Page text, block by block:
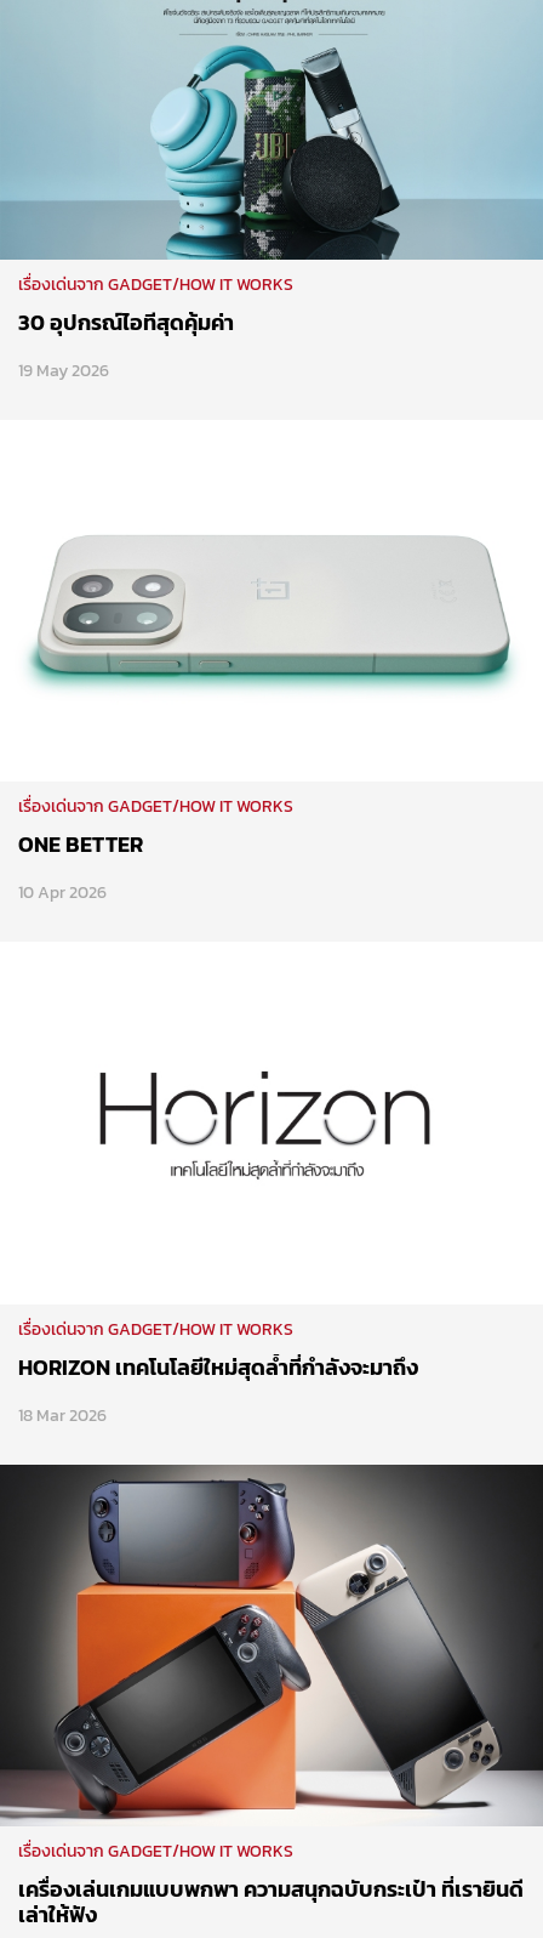
เรื่องเด่นจาก GADGET/HOW IT WORKS
30 อุปกรณ์ไอทีสุดคุ้มค่า
19 May 2026
เรื่องเด่นจาก GADGET/HOW IT WORKS
ONE BETTER
10 Apr 2026
เรื่องเด่นจาก GADGET/HOW IT WORKS
HORIZON เทคโนโลยีใหม่สุดล้ำที่กำลังจะมาถึง
18 Mar 2026
เรื่องเด่นจาก GADGET/HOW IT WORKS
เครื่องเล่นเกมแบบพกพา ความสนุกฉบับกระเป๋า ที่เรายินดี
เล่าให้ฟัง